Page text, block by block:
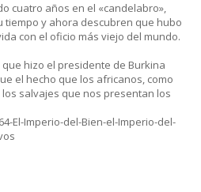
cuatro años en el «candelabro»,
tiempo y ahora descubren que hubo
con el oficio más viejo del mundo.
hizo el presidente de Burkina
el hecho que los africanos, como
salvajes que nos presentan los
El-Imperio-del-Bien-el-Imperio-del-